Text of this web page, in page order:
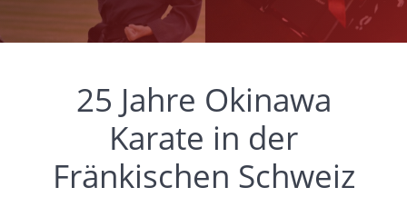
25 Jahre Okinawa
Karate in der
Fränkischen Schweiz